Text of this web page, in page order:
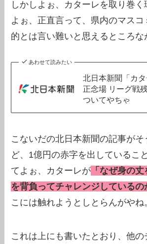
しかしよぉ、カターレを取り巻
よぉ、正直言って、県内のマスコ
的とは言い難いと思えるところな
あわせて読みたい
北日本新聞「カ
正念場 リーグ戦
ついてやちゃ
こないだの北日本新聞の記事がそ
ど、1億円の赤字を出しているこ
てよぉ、カターレが 「なぜ身の
を背負ってチャレンジしているの
こには触れようとしとらんがやね
これは上にも書いたとおり、他